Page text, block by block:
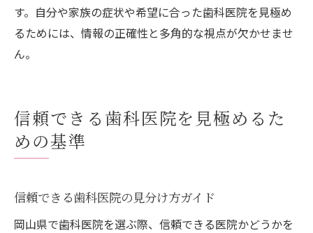
す。自分や家族の症状や希望に合った歯科医院を見極め
るためには、情報の正確性と多角的な視点が欠かせませ
ん。
信頼できる歯科医院を見極めるた
めの基準
信頼できる歯科医院の見分け方ガイド
岡山県で歯科医院を選ぶ際、信頼できる医院かどうかを